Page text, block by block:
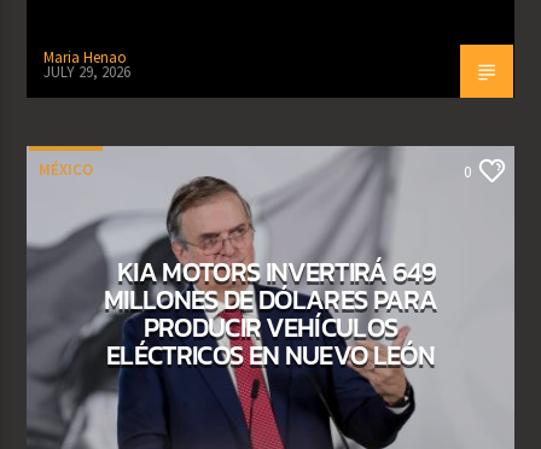
Maria Henao
JULY 29, 2026
MÉXICO 0
KIA MOTORS INVERTIRÁ 649
MILLONES DE DÓLARES PARA
PRODUCIR VEHÍCULOS
ELÉCTRICOS EN NUEVO LEÓN